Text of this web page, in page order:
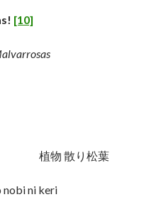
[10]
物 散り松葉
nobi ni keri